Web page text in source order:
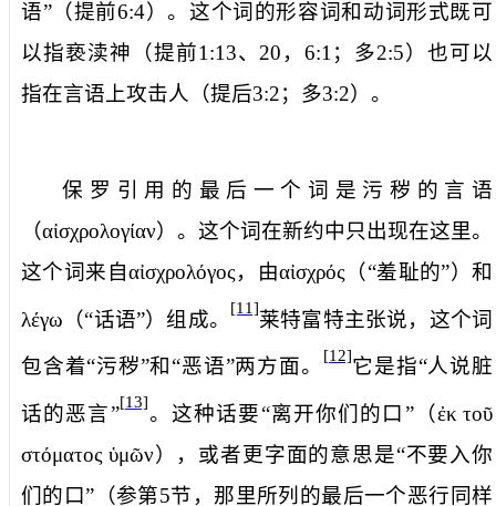
语”（提前6:4）。这个词的形容词和动词形式既可
以指亵渎神（提前1:13、20 ，6:1；多2:5）也可以
指在言语上攻击人（提后3:2；多3:2）。
保罗引用的最后一个词是 污秽的言语
（αἰσχρολογίαν）。这个词在新约中只出现在这里。
这个词来自αἰσχρολόγος，由αἰσχρός （“羞耻的”）和
λέγω （“话语”）组成。 [11]莱特富特主张说，这个词
包含着“污秽”和“恶语”两方面。 [12]它是指“人说脏
话的恶言”[13]。这种话要“离开你们的口”（ἐκ τοῦ
στόματος ὑμῶν），或者更字面的意思是“不要入你
们的口”（参第5节，那里所列的最后一个恶行同样